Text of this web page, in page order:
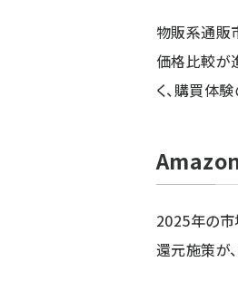
物販系通販
価格比較が
く、購買体
2025年の市
還元施策が